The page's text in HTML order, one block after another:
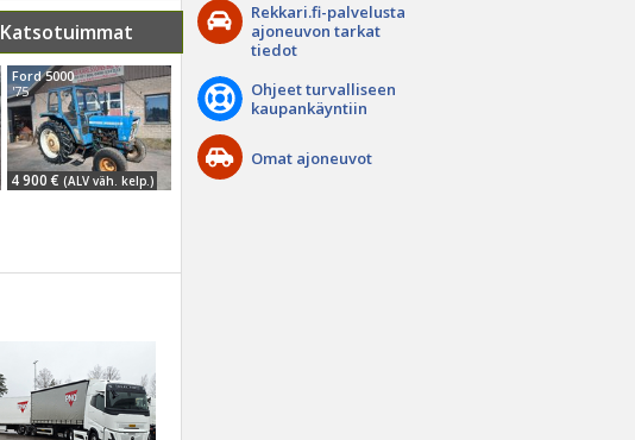
Katsotuimmat
Ford 5000
'75
4 900 € (ALV väh. kelp.)
Rekkari.fi-palvelusta
ajoneuvon tarkat
tiedot
Ohjeet turvalliseen
kaupankäyntiin
Omat ajoneuvot